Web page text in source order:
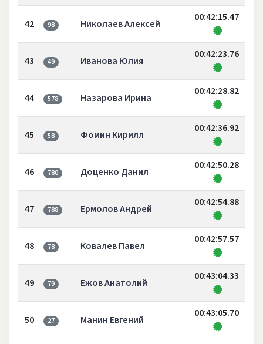
42 98 Николаев Алексей
00:42:15.47
43 49 Иванова Юлия
00:42:23.76
44 578 Назарова Ирина
00:42:28.82
45 58 Фомин Кирилл
00:42:36.92
46 780 Доценко Данил
00:42:50.28
47 788 Ермолов Андрей
00:42:54.88
48 78 Ковалев Павел
00:42:57.57
49 79 Ежов Анатолий
00:43:04.33
50 27 Манин Евгений
00:43:05.70